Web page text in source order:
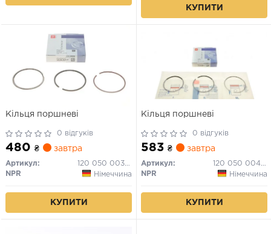
КУПИТИ
Кільця поршневі
0 відгуків
480 ₴ завтра
Артикул:
120 050 0038 21
NPR
Німеччина
КУПИТИ
Кільця поршневі
0 відгуків
583 ₴ завтра
Артикул:
120 050 0042 21
NPR
Німеччина
КУПИТИ